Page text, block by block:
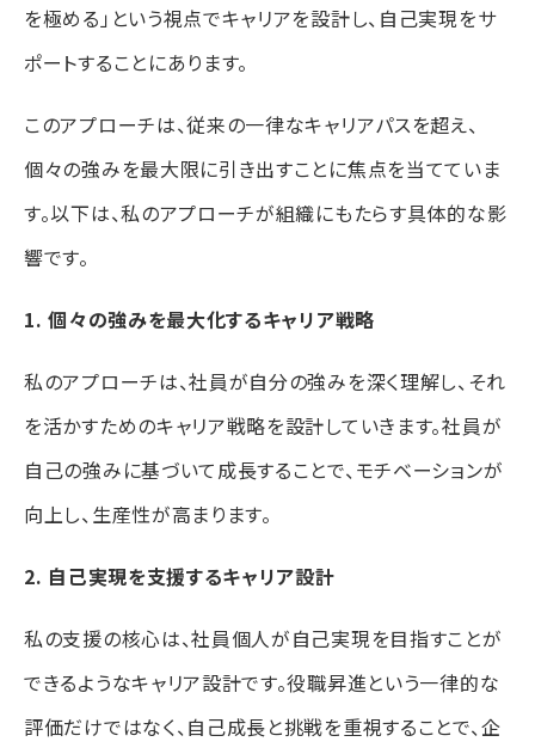
を極める」という視点でキャリアを設計し、自己実現をサ
ポートすることにあります。
このアプローチは、従来の一律なキャリアパスを超え、
個々の強みを最大限に引き出すことに焦点を当てていま
す。以下は、私のアプローチが組織にもたらす具体的な影
響です。
1. 個々の強みを最大化するキャリア戦略
私のアプローチは、社員が自分の強みを深く理解し、それ
を活かすためのキャリア戦略を設計していきます。社員が
自己の強みに基づいて成長することで、モチベーションが
向上し、生産性が高まります。
2. 自己実現を支援するキャリア設計
私の支援の核心は、社員個人が自己実現を目指すことが
できるようなキャリア設計です。役職昇進という一律的な
評価だけではなく、自己成長と挑戦を重視することで、企